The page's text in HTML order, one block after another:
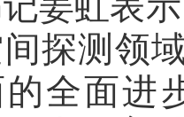
探测领
全面进